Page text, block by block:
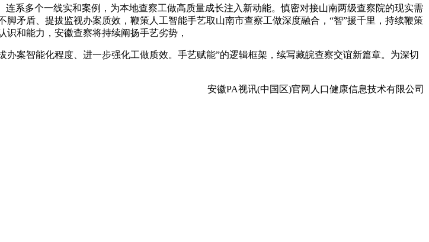
多个一线实和案例，为本地查察工做高质量成长注入新动能。慎密对接山南两级查察院的现实需
矛盾、提拔监视办案质效，鞭策人工智能手艺取山南市查察工做深度融合，“智”援千里，持续鞭策
和能力，安徽查察将持续阐扬手艺劣势，
智能化程度、进一步强化工做质效。手艺赋能”的逻辑框架，续写藏皖查察交谊新篇章。为深切
安徽PA视讯(中国区)官网人口健康信息技术有限公司